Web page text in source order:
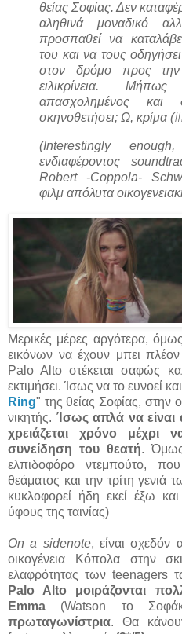
θείας Σοφίας. Δεν
αληθινά μοναδικό
προσπαθεί να
του και να τους
στον δρόμο προς
ειλικρίνεια.
απασχολημένος και
σκηνοθετήσει; Ω, κρίμα
(Interestingly
ενδιαφέροντος
Robert -Coppola-
φιλμ απόλυτα
Μερικές μέρες αργότερα,
εικόνων να έχουν μπει
Palo Alto στέκεται σαφώς
εκτιμήσει. Ίσως να το ευνοεί
Ring" της θείας Σοφίας, στην
νικητής. Ίσως απλά να είναι
χρειάζεται χρόνο μέχρι
συνείδηση του θεατή.
ελπιδοφόρο ντεμπούτο,
θεάματος και την τρίτη
κυκλοφορεί ήδη εκεί έξω και
ύφους της ταινίας)
On a sidenote, είναι σχεδόν
οικογένεια Κόπολα στην
ελαφρότητας των teenagers
Palo Alto μοιράζονται
Emma (Watson το
πρωταγωνίστρια. Θα